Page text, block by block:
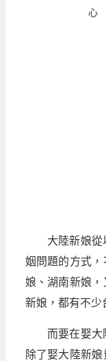
大陸新娘
姻問題的方式
娘、湖南新娘
新娘，都有不少
而要在娶大
除了娶大陸新